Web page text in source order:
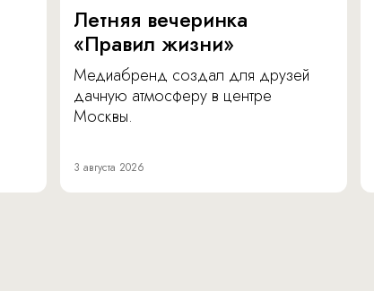
Летняя вечеринка
«Правил жизни»
Медиабренд создал для друзей
дачную атмосферу в центре
Москвы.
3 августа 2026